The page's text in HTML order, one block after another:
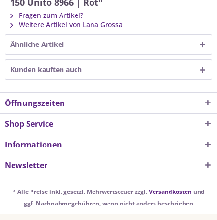
150 Unito 8966 | Rot"
Fragen zum Artikel?
Weitere Artikel von Lana Grossa
Ähnliche Artikel
Kunden kauften auch
Öffnungszeiten
Shop Service
Informationen
Newsletter
* Alle Preise inkl. gesetzl. Mehrwertsteuer zzgl.Versandkosten und
ggf. Nachnahmegebühren, wenn nicht anders beschrieben